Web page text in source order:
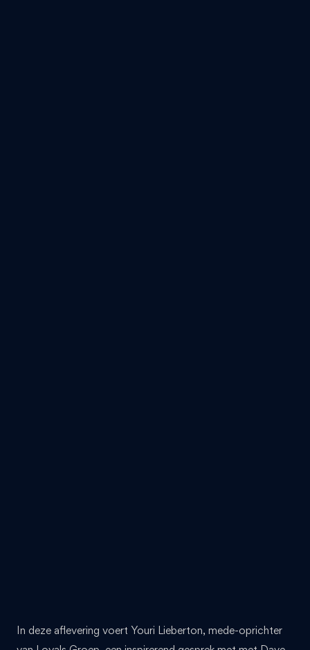
In deze aflevering voert Youri Lieberton, mede-oprichter